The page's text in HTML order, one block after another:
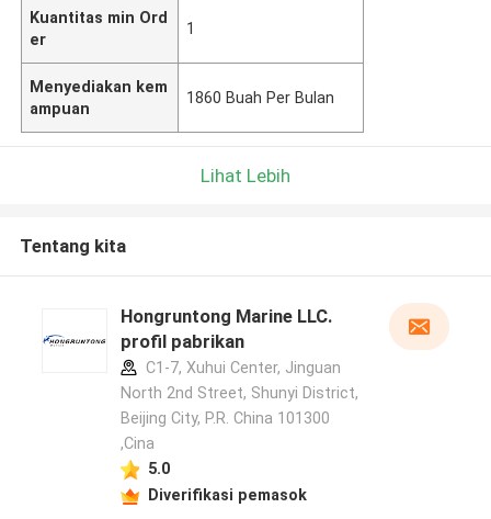
Kuantitas min Ord
er
1
Menyediakan kem
ampuan
1860 Buah Per Bulan
Lihat Lebih
Tentang kita
Hongruntong Marine LLC.
profil pabrikan
C1-7, Xuhui Center, Jinguan
North 2nd Street, Shunyi District,
Beijing City, P.R. China 101300
,Cina
5.0
Diverifikasi pemasok